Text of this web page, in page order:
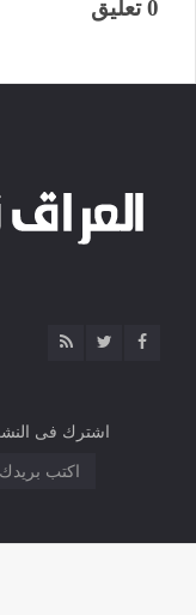
0 تعليق
اشترك فى